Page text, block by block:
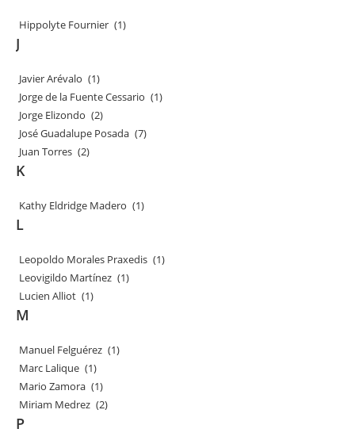
Hippolyte Fournier (1)
J
Javier Arévalo (1)
Jorge de la Fuente Cessario (1)
Jorge Elizondo (2)
José Guadalupe Posada (7)
Juan Torres (2)
K
Kathy Eldridge Madero (1)
L
Leopoldo Morales Praxedis (1)
Leovigildo Martínez (1)
Lucien Alliot (1)
M
Manuel Felguérez (1)
Marc Lalique (1)
Mario Zamora (1)
Miriam Medrez (2)
P